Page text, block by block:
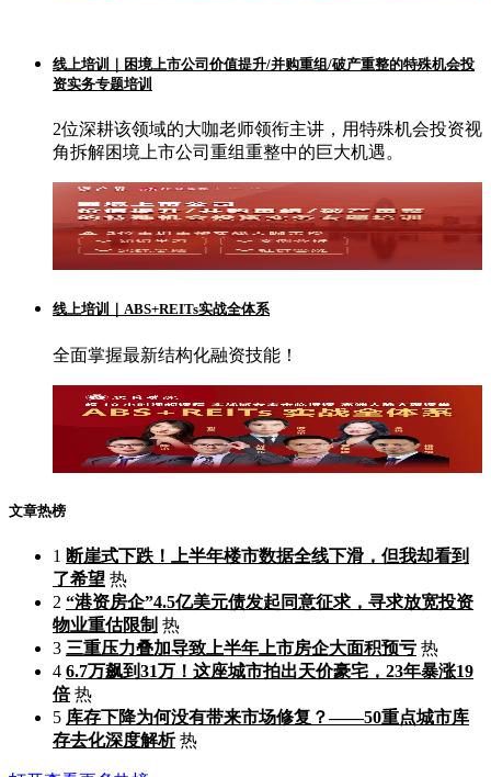
线上培训｜困境上市公司价值提升/并购重组/破产重整的特殊机会投
资实务专题培训
2位深耕该领域的大咖老师领衔主讲，用特殊机会投资视
角拆解困境上市公司重组重整中的巨大机遇。
线上培训｜ABS+REITs实战全体系
全面掌握最新结构化融资技能！
文章热榜
1 断崖式下跌！上半年楼市数据全线下滑，但我却看到
了希望 热
2 “港资房企”4.5亿美元债发起同意征求，寻求放宽投资
物业重估限制 热
3 三重压力叠加导致上半年上市房企大面积预亏 热
4 6.7万飙到31万！这座城市拍出天价豪宅，23年暴涨19
倍 热
5 库存下降为何没有带来市场修复？——50重点城市库
存去化深度解析 热